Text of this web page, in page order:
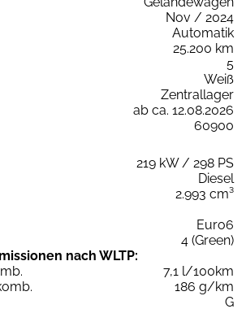
Nov / 2024
Automatik
25.200 km
5
Weiß
Zentrallager
ab ca. 12.08.2026
60900
219 kW / 298 PS
Diesel
2.993 cm³
Euro6
4 (Green)
nach WLTP:
7,1 l/100km
186 g/km
G